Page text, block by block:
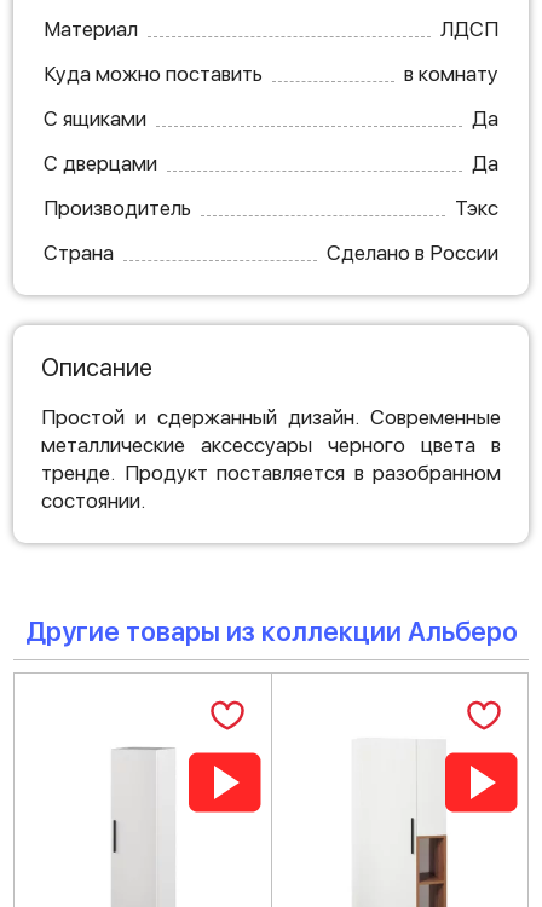
Материал
ЛДСП
Куда можно поставить
в комнату
С ящиками
Да
С дверцами
Да
Производитель
Тэкс
Страна
Сделано в России
Описание
Простой и сдержанный дизайн. Современные
металлические аксессуары черного цвета в
тренде. Продукт поставляется в разобранном
состоянии.
Другие товары из коллекции Альберо